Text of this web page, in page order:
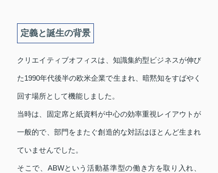
定義と誕生の背景
クリエイティブオフィスは、知識集約型ビジネスが伸び
た1990年代後半の欧米企業で生まれ、暗黙知をすばやく
回す場所として機能しました。
当時は、固定席と紙資料が中心の効率重視レイアウトが
一般的で、部門をまたぐ創造的な対話はほとんど生まれ
ていませんでした。
そこで、ABWという活動基準型の働き方を取り入れ、